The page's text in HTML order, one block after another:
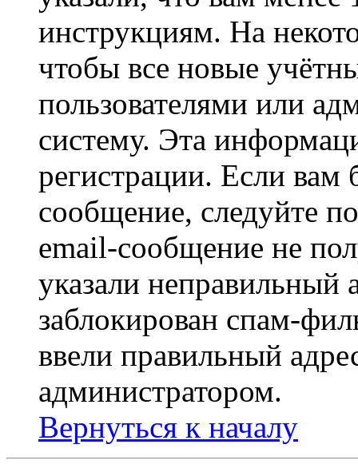
инструкциям. На
чтобы все новые
пользователями или
систему. Эта
регистрации. Если
сообщение, следуйте
email-сообщение не
указали неправильный
заблокирован спам-
ввели правильный
администратором.
Вернуться к началу